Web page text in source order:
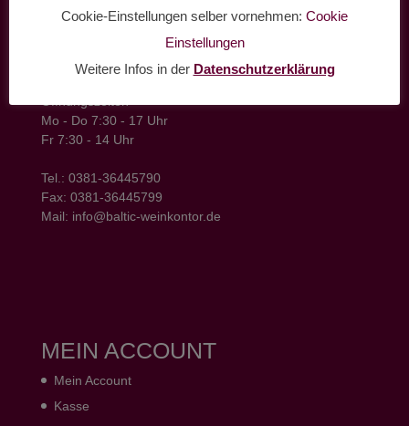
baltic weinkontor - Lager
Hansestrasse 6
Mo - Do 7:30 - 17 Uhr
Fr 7:30 - 14 Uhr
Tel.: 0381-36445790
Fax: 0381-36445799
Mail: info@baltic-weinkontor.de
MEIN ACCOUNT
Mein Account
Kasse
Cookie-Einstellungen selber vornehmen: Cookie
Einstellungen
Weitere Infos in der Datenschutzerklärung